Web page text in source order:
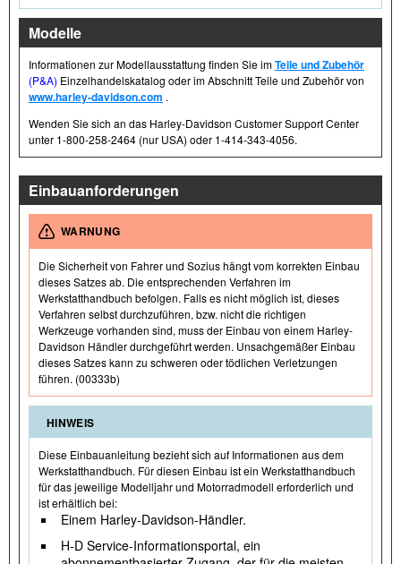
Modelle
Informationen zur Modellausstattung finden Sie imTeile und Zubehör
(P&A) Einzelhandelskatalog oder im Abschnitt Teile und Zubehör von
www.harley-davidson.com .
Wenden Sie sich an das Harley-Davidson Customer Support Center
unter 1-800-258-2464 (nur USA) oder 1-414-343-4056.
Einbauanforderungen
WARNUNG
Die Sicherheit von Fahrer und Sozius hängt vom korrekten Einbau
dieses Satzes ab. Die entsprechenden Verfahren im
Werkstatthandbuch befolgen. Falls es nicht möglich ist, dieses
Verfahren selbst durchzuführen, bzw. nicht die richtigen
Werkzeuge vorhanden sind, muss der Einbau von einem Harley-
Davidson Händler durchgeführt werden. Unsachgemäßer Einbau
dieses Satzes kann zu schweren oder tödlichen Verletzungen
führen. (00333b)
HINWEIS
Diese Einbauanleitung bezieht sich auf Informationen aus dem
Werkstatthandbuch. Für diesen Einbau ist ein Werkstatthandbuch
für das jeweilige Modelljahr und Motorradmodell erforderlich und
ist erhältlich bei:
Einem Harley-Davidson-Händler.
H-D Service-Informationsportal, ein